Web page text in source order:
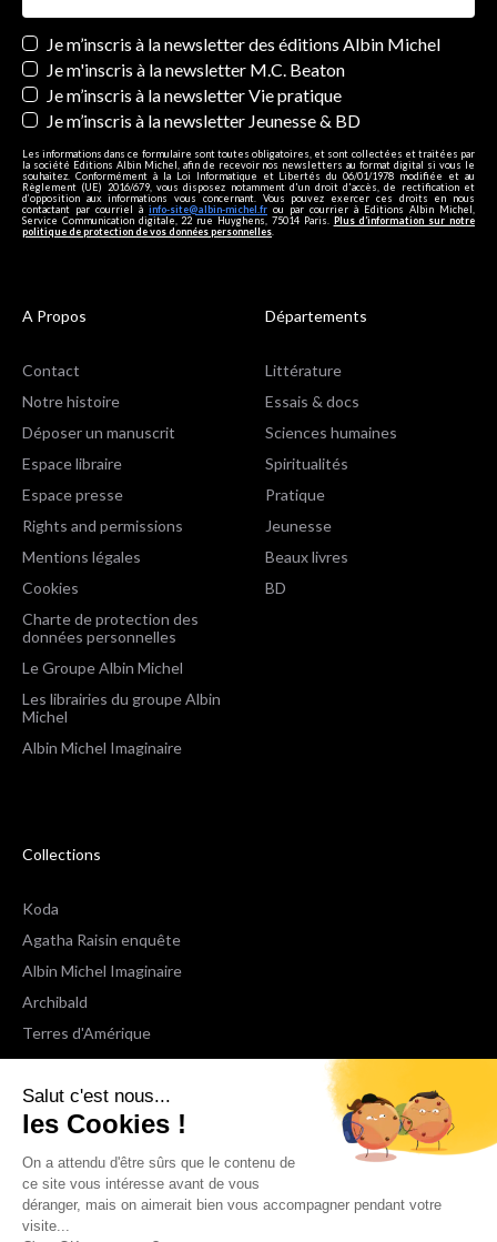
Salut c'est nous...
les Cookies !
On a attendu d'être sûrs que le contenu de
ce site vous intéresse avant de vous
déranger, mais on aimerait bien vous accompagner pendant votre
visite...
Newsletters
Je m’inscris à la newsletter des éditions Albin Michel
Je m'inscris à la newsletter M.C. Beaton
Je m’inscris à la newsletter Vie pratique
Je m’inscris à la newsletter Jeunesse & BD
Les informations dans ce formulaire sont toutes obligatoires, et sont collectées et traitées par
la société Editions Albin Michel, afin de recevoir nos newsletters au format digital si vous le
souhaitez. Conformément à la Loi Informatique et Libertés du 06/01/1978 modifiée et au
Règlement (UE) 2016/679, vous disposez notamment d'un droit d'accès, de rectification et
d’opposition aux informations vous concernant. Vous pouvez exercer ces droits en nous
contactant par courriel à info-site@albin-michel.fr ou par courrier à Editions Albin Michel,
Service Communication digitale, 22 rue Huyghens, 75014 Paris. Plus d’information sur notre
politique de protection de vos données personnelles
A Propos
Contact
Notre histoire
Déposer un manuscrit
Espace libraire
Espace presse
Rights and permissions
Mentions légales
Cookies
Charte de protection des
données personnelles
Le Groupe Albin Michel
Les librairies du groupe Albin
Michel
Albin Michel Imaginaire
Départements
Littérature
Essais & docs
Sciences humaines
Spiritualités
Pratique
Jeunesse
Beaux livres
BD
Collections
Koda
Agatha Raisin enquête
Albin Michel Imaginaire
Archibald
Terres d'Amérique
Espaces Libres Poche
NOX
Wiz
Voir toutes les collections
Nous suivre